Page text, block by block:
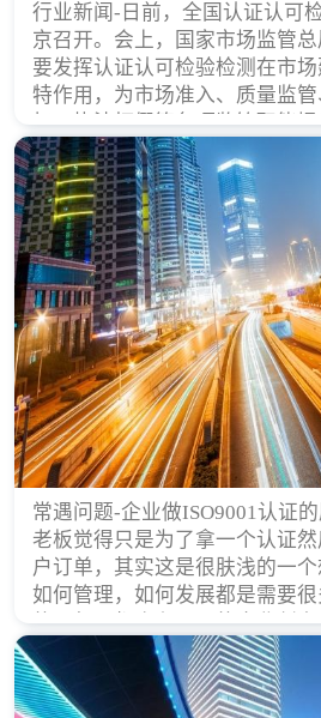
行业新闻-日前，全国认证认可
京召开。会上，国家市场监管总
要发挥认证认可检验检测在市
特作用，为市场准入、质量监
权、执法打假等各项监管职能
据。
常遇问题-企业做ISO9001认证
老板觉得只是为了拿一个认证
户订单，其实这是很肤浅的一
如何管理，如何发展都是需要
的，每天都会有不同的企业创
实一个企业的合法，有质量保证
认证体现价值的时候，那么键锋
做ISO9001认证的根本原因。